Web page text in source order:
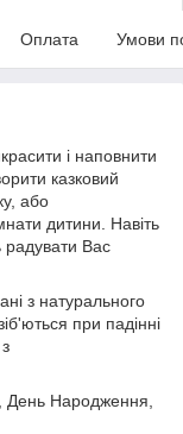
Оплата Умови
і наповнити
казковий
або
дитини. Навіть
радувати Вас
з натурального
при падінні
День Народження,